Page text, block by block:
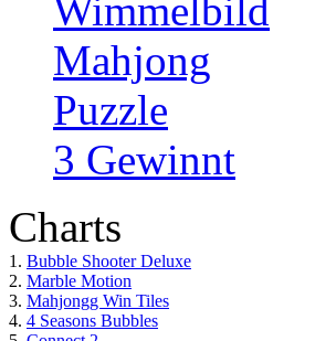
Wimmelbild
Mahjong
Puzzle
3 Gewinnt
Charts
1. Bubble Shooter Deluxe
2. Marble Motion
3. Mahjongg Win Tiles
4. 4 Seasons Bubbles